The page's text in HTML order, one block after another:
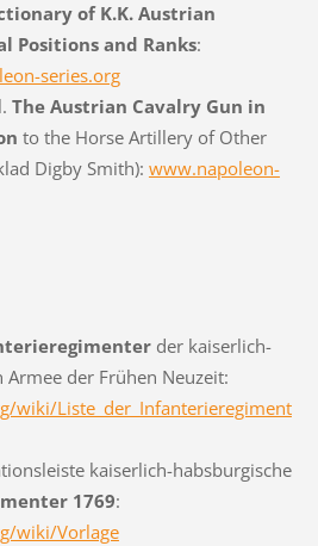
of K.K. Austrian
Positions and Ranks:
series.org
The Austrian Cavalry Gun in
to the Horse Artillery of Other
Digby Smith): www.napoleon-
der kaiserlich-
Armee der Frühen Neuzeit:
wiki/Liste_der_Infanterieregiment
kaiserlich-habsburgische
1769:
wiki/Vorlage